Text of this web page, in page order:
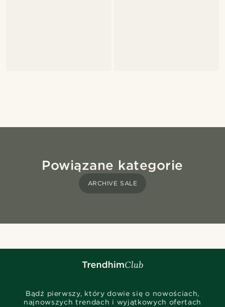
Powiązane kategorie
ARCHIVE SALE
Bądź pierwszy, który dowie się o nowościach,
najnowszych trendach i wyjątkowych ofertach